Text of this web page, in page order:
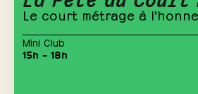
Le court métrage à
Mini Club
15h – 18h